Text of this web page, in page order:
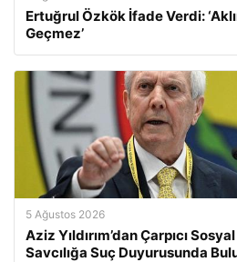
Ertuğrul Özkök İfade Verdi:
Geçmez’
5 Ağustos 2026
Aziz Yıldırım’dan Çarpıcı
Savcılığa Suç Duyurusunda